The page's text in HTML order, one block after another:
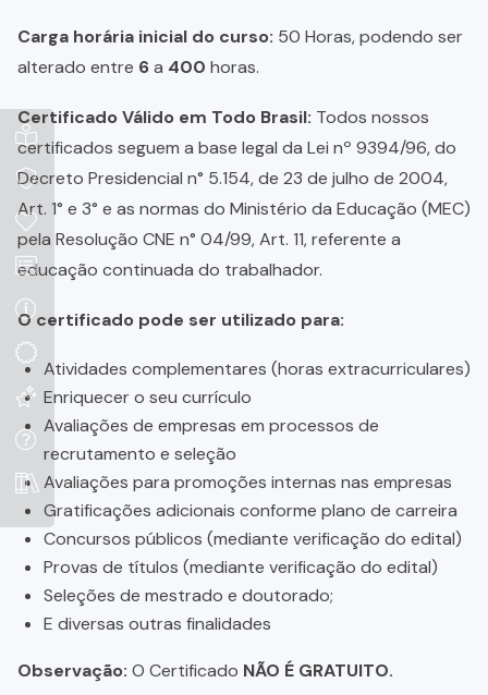
Carga horária inicial do curso: 50 Horas, podendo ser
alterado entre 6a 400 horas.
Certificado Válido em Todo Brasil: Todos nossos
certificados seguem a base legal da Lei nº 9394/96, do
Decreto Presidencial n° 5.154, de 23 de julho de 2004,
Art. 1° e 3° e as normas do Ministério da Educação (MEC)
pela Resolução CNE n° 04/99, Art. 11, referente a
educação continuada do trabalhador.
O certificado pode ser utilizado para:
Atividades complementares (horas extracurriculares)
Enriquecer o seu currículo
Avaliações de empresas em processos de
recrutamento e seleção
Avaliações para promoções internas nas empresas
Gratificações adicionais conforme plano de carreira
Concursos públicos (mediante verificação do edital)
Provas de títulos (mediante verificação do edital)
Seleções de mestrado e doutorado;
E diversas outras finalidades
Observação: O Certificado NÃO É GRATUITO.